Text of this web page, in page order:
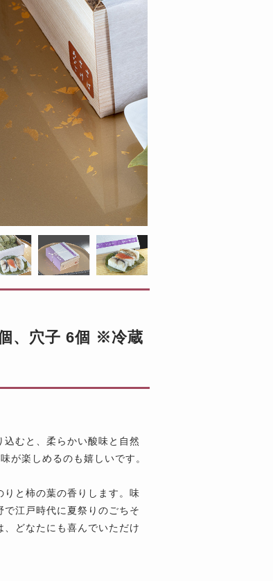
、穴子 6個 ※冷蔵
むと、柔らかい酸味と自然
が楽しめるのも嬉しいです。
と柿の葉の香りします。味
江戸時代に夏祭りのごちそ
どなたにも喜んでいただけ